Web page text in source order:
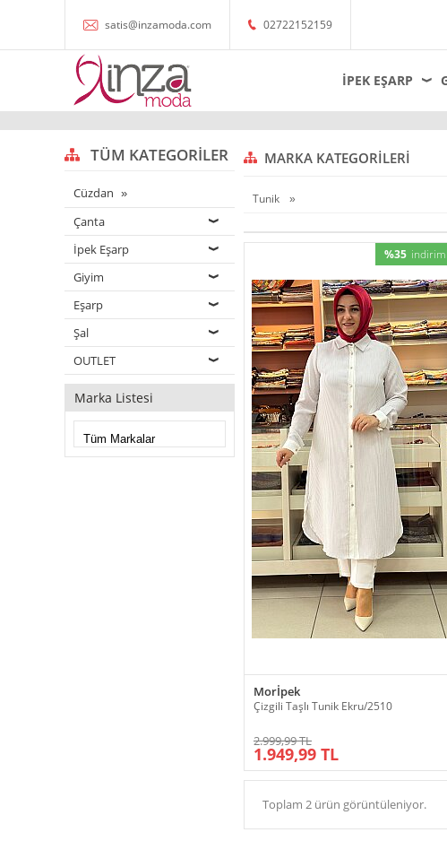
satis@inzamoda.com 02722152159
İPEK EŞARP
TÜM KATEGORILER
Cüzdan
Çanta
İpek Eşarp
Giyim
Eşarp
Şal
OUTLET
Marka Listesi
MARKA KATEGORILERI
Tunik
%35
Morİpek
Çizgili Taşlı Tunik Ekru/2510
2.999,99 TL
1.949,99 TL
Toplam 2 ürün görüntüleniyor.